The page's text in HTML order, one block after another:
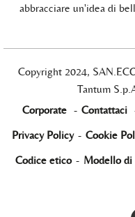
abbracciare un'idea di
Copyright 2024,
Tantum
Corporate - Contattaci
Privacy Policy - Cookie
Codice etico - Modello di